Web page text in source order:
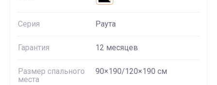
Серия Раута
Гарантия 12 месяцев
Размер спального
места
90×190/120×190 см